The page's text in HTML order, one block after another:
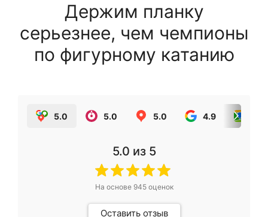
Держим планку
серьезнее, чем чемпионы
по фигурному катанию
5.0 5.0 5.0 4.9
5.0 из 5
На основе 945оценок
Оставить отзыв